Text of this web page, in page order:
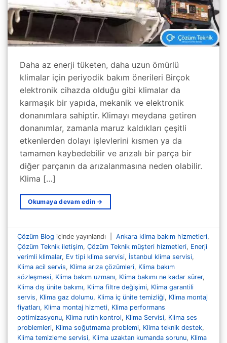
Daha az enerji tüketen, daha uzun ömürlü
klimalar için periyodik bakım önerileri Birçok
elektronik cihazda olduğu gibi klimalar da
karmaşık bir yapıda, mekanik ve elektronik
donanımlara sahiptir. Klimayı meydana getiren
donanımlar, zamanla maruz kaldıkları çeşitli
etkenlerden dolayı işlevlerini kısmen ya da
tamamen kaybedebilir ve arızalı bir parça bir
diğer parçanın da arızalanmasına neden olabilir.
Klima […]
Okumaya devam edin →
Çözüm Blog içinde yayınlandı Ankara klima bakım hizmetleri,
Çözüm Teknik iletişim,Çözüm Teknik müşteri hizmetleri, Enerji
verimli klimalar, Ev tipi klima servisi, İstanbul klima servisi,
Klima acil servis, Klima arıza çözümleri, Klima bakım
sözleşmesi, Klima bakım uzmanı, Klima bakımı ne kadar sürer,
Klima dış ünite bakımı, Klima filtre değişimi, Klima garantili
servis, Klima gaz dolumu, Klima iç ünite temizliği, Klima montaj
fiyatları, Klima montaj hizmeti, Klima performans
optimizasyonu, Klima rutin kontrol, Klima Servisi, Klima ses
problemleri, Klima soğutmama problemi, Klima teknik destek,
Klima temizleme servisi, Klima uzaktan kumanda sorunu, Klima